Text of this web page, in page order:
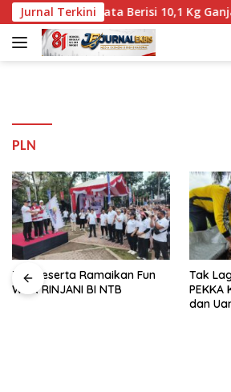
Langsung
ke
konten
Jurnal Terkini
Ternyata Berisi 10,1 Kg Ganja
PLN
750 Peserta Ramaikan Fun
Walk RINJANI BI NTB
Tak
PEKKA
dan